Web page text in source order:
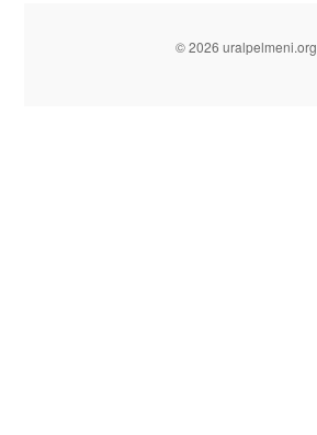
© 2026 uralpelmeni.org